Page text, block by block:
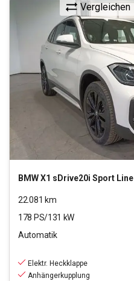
BMWX1 sDrive20i Sport Line
Vergleichen
22.081 km
178 PS/131 kW
Automatik
Elektr. Heckklappe
Anhängerkupplung